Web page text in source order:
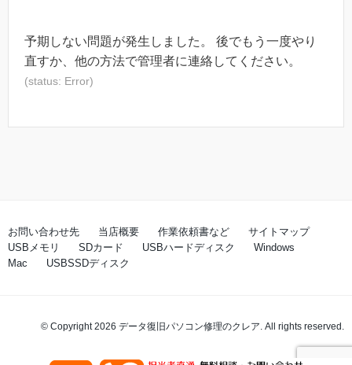
予期しない問題が発生しました。 後でもう一度やり
直すか、他の方法で管理者に連絡してください。
(status: Error)
お問い合わせ先 当店概要 作業依頼書など
サイトマップ
USBメモリ
SDカード USBハードディスク
Windows
Mac
USBSSDディスク
© Copyright 2026 データ復旧パソコン修理のクレア. All rights reserved.